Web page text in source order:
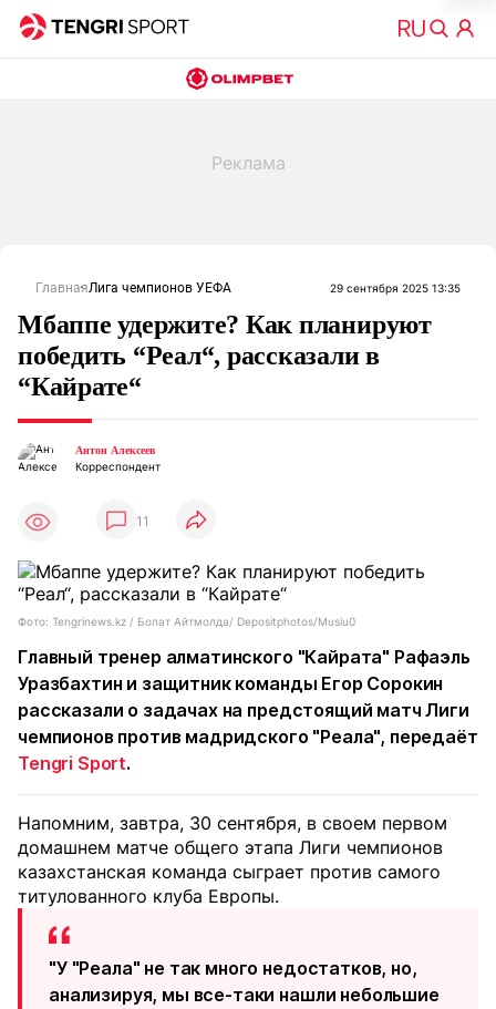
ГлавнаяЛига чемпионов УЕФА 29 сентября 2025 13:35
Мбаппе удержите? Как планируют
победить “Реал“, рассказали в
“Кайрате“
Антон Алексеев
Корреспондент
11
Фото: Tengrinews.kz / Болат Айтмолда/ Depositphotos/Musiu0
Главный тренер алматинского "Кайрата" Рафаэль
Уразбахтин и защитник команды Егор Сорокин
рассказали о задачах на предстоящий матч Лиги
чемпионов против мадридского "Реала", передаёт
Tengri Sport.
Напомним, завтра, 30 сентября, в своем первом
домашнем матче общего этапа Лиги чемпионов
казахстанская команда сыграет против самого
титулованного клуба Европы.
"У "Реала" не так много недостатков, но,
анализируя, мы все-таки нашли небольшие